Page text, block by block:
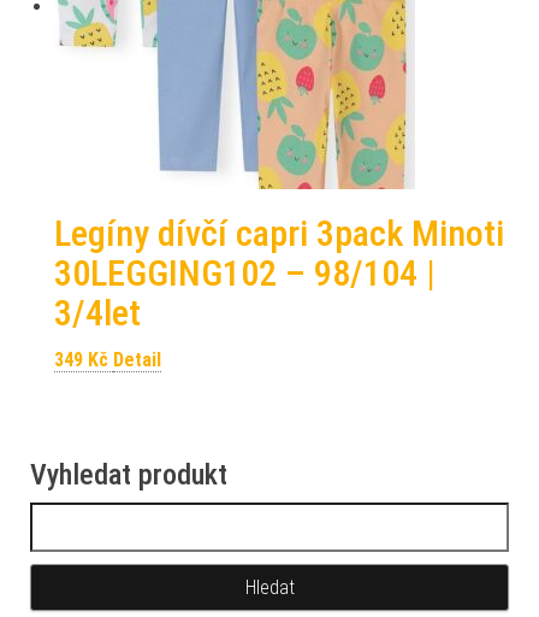
Legíny dívčí capri 3pack Minoti
30LEGGING102 – 98/104 |
3/4let
349 Kč Detail
Vyhledat produkt